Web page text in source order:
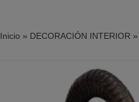
Inicio » DECORACIÓN INTERIOR »